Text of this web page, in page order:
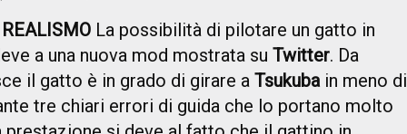
La possibilità di pilotare un gatto in
a una nuova mod mostrata su Twitter. Da
il gatto è in grado di girare a Tsukubain meno di
tre chiari errori di guida che lo portano molto